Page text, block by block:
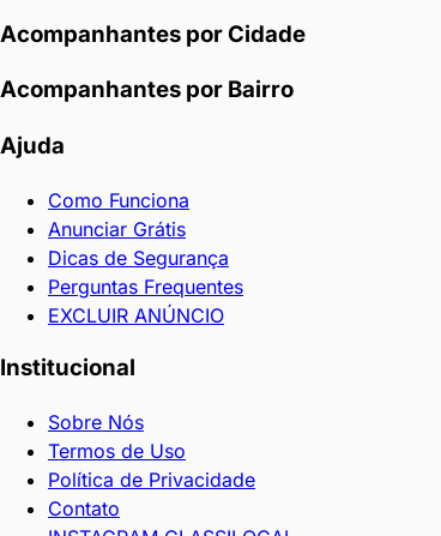
fetiche
casal
respeitando
os
limites
vocês
colocaram.
Posso
estimular
ela
clima
esquentando
Acompanhantes por Cidade
Acompanhantes por Bairro
Ajuda
Como Funciona
Anunciar Grátis
Dicas de Segurança
Perguntas Frequentes
EXCLUIR ANÚNCIO
Institucional
Sobre Nós
Termos de Uso
Política de Privacidade
Contato